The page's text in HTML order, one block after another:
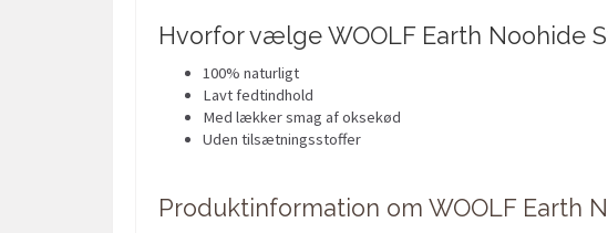
Hvorfor vælge WOOLF Earth Noohide
100% naturligt
Lavt fedtindhold
Med lækker smag af oksekød
Uden tilsætningsstoffer
Produktinformation om WOOLF Earth